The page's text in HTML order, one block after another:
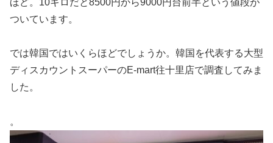
ついています。
では韓国ではいくらほどでしょうか。韓国を代表する大型
ディスカウントスーパーのE-mart往十里店で調査してみま
した。
。